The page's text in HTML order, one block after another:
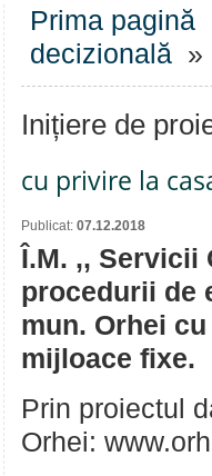
Prima pagină
decizională »
Inițiere de
cu privire la
Publicat: 07.12.2018
Î.M. ,, Servicii
procedurii de
mun. Orhei
mijloace fixe.
Prin proiectul
Orhei: